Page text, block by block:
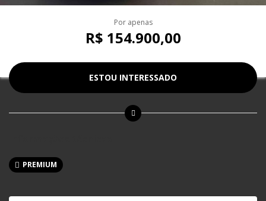
Por apenas
R$ 154.900,00
ESTOU INTERESSADO
PREMIUM